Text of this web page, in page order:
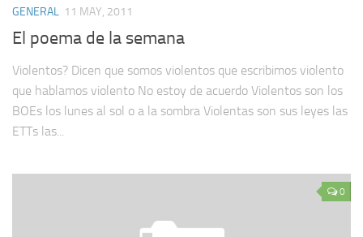
GENERAL 11 MAY, 2011
El poema de la semana
Violentos? Dicen que somos violentos que escribimos violento
que hablamos violento No estoy de acuerdo Violentos son los
BOEs los lunes al sol o a la sombra Violentas son sus leyes las
ETTs las...
0